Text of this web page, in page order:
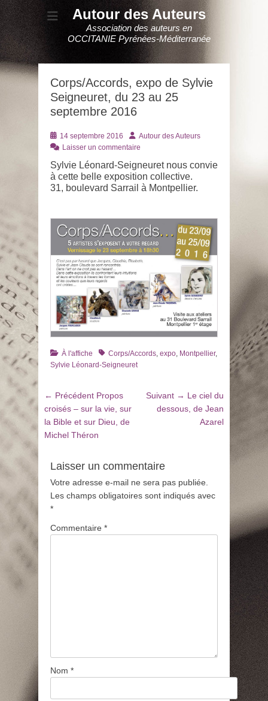
Autour des Auteurs
Association des auteurs en
OCCITANIE Pyrénées-Méditerranée
Corps/Accords, expo de Sylvie
Seigneuret, du 23 au 25
septembre 2016
Posté
le
14 septembre 2016 AuteurAutour des Auteurs
Laisser un commentaire
Sylvie Léonard-Seigneuret nous convie
à cette belle exposition collective.
31, boulevard Sarrail à Montpellier.
Catégories
À l'affiche TagsCorps/Accords expo Montpellier,
Sylvie Léonard-Seigneuret
Navigation
de
l’article
← Précédent Article
précédent
Propos
croisés – sur la vie, sur
la Bible et sur Dieu, de
Michel Théron
Suivant → Article
suivant
Le ciel du
dessous, de Jean
Azarel
Laisser un commentaire
Votre adresse e-mail ne sera pas publiée.
Les champs obligatoires sont indiqués avec
*
Commentaire *
Nom *